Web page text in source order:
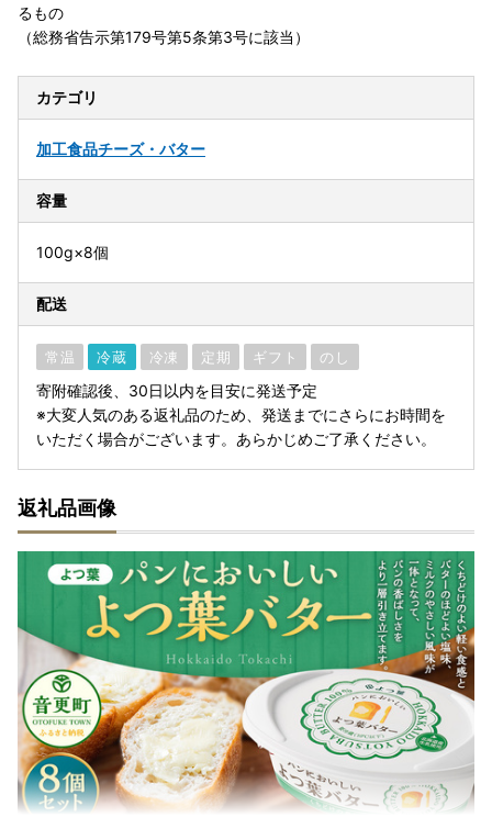
るもの
（総務省告示第179号第5条第3号に該当）
カテゴリ
加工食品チーズ・バター
容量
100g×8個
配送
常温 冷蔵 冷凍 定期 ギフト のし
寄附確認後、30日以内を目安に発送予定
※大変人気のある返礼品のため、発送までにさらにお時間を
いただく場合がございます。あらかじめご了承ください。
返礼品画像